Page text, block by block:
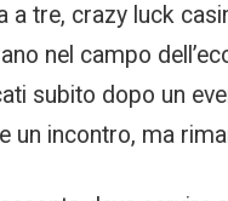
a tre, crazy luck
nel campo
subito dopo un
un incontro, ma